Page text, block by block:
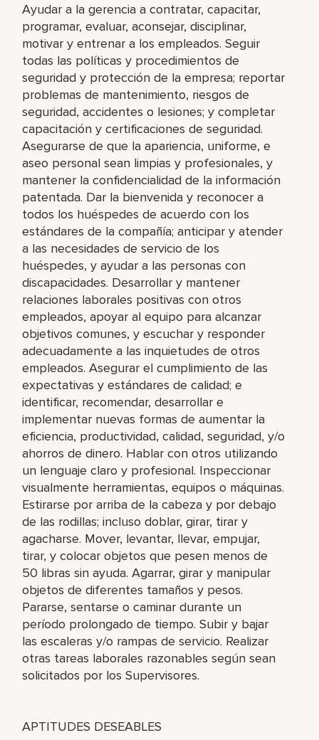
Ayudar a la gerencia a contratar, capacitar,
programar, evaluar, aconsejar, disciplinar,
motivar y entrenar a los empleados. Seguir
todas las políticas y procedimientos de
seguridad y protección de la empresa; reportar
problemas de mantenimiento, riesgos de
seguridad, accidentes o lesiones; y completar
capacitación y certificaciones de seguridad.
Asegurarse de que la apariencia, uniforme, e
aseo personal sean limpias y profesionales, y
mantener la confidencialidad de la información
patentada. Dar la bienvenida y reconocer a
todos los huéspedes de acuerdo con los
estándares de la compañía; anticipar y atender
a las necesidades de servicio de los
huéspedes, y ayudar a las personas con
discapacidades. Desarrollar y mantener
relaciones laborales positivas con otros
empleados, apoyar al equipo para alcanzar
objetivos comunes, y escuchar y responder
adecuadamente a las inquietudes de otros
empleados. Asegurar el cumplimiento de las
expectativas y estándares de calidad; e
identificar, recomendar, desarrollar e
implementar nuevas formas de aumentar la
eficiencia, productividad, calidad, seguridad, y/o
ahorros de dinero. Hablar con otros utilizando
un lenguaje claro y profesional. Inspeccionar
visualmente herramientas, equipos o máquinas.
Estirarse por arriba de la cabeza y por debajo
de las rodillas; incluso doblar, girar, tirar y
agacharse. Mover, levantar, llevar, empujar,
tirar, y colocar objetos que pesen menos de
50 libras sin ayuda. Agarrar, girar y manipular
objetos de diferentes tamaños y pesos.
Pararse, sentarse o caminar durante un
período prolongado de tiempo. Subir y bajar
las escaleras y/o rampas de servicio. Realizar
otras tareas laborales razonables según sean
solicitados por los Supervisores.
APTITUDES DESEABLES